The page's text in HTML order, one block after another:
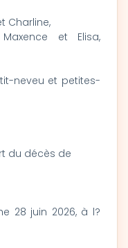
Charline,
et Elisa,
neveu et petites-
du décès de
28 juin 2026, à l?